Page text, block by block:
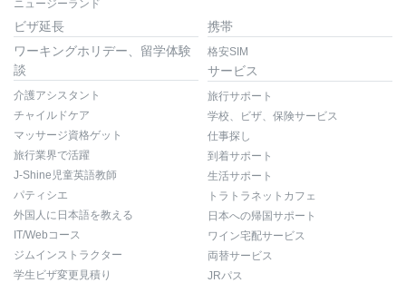
ニュージーランド
ビザ延長
ワーキングホリデー、留学体験
談
介護アシスタント
チャイルドケア
マッサージ資格ゲット
旅行業界で活躍
J-Shine児童英語教師
パティシエ
外国人に日本語を教える
IT/Webコース
ジムインストラクター
学生ビザ変更見積り
携帯
格安SIM
サービス
旅行サポート
学校、ビザ、保険サービス
仕事探し
到着サポート
生活サポート
トラトラネットカフェ
日本への帰国サポート
ワイン宅配サービス
両替サービス
JRパス